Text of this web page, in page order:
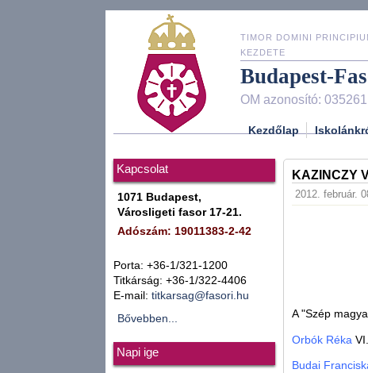
TIMOR DOMINI
KEZDETE
Budapest-
OM azonosító:
Kezdőlap
Kapcsolat
1071 Budapest,
Városligeti fasor 17-21.
Adószám: 19011383-2-42
Porta: +36-1/321-1200
Titkárság: +36-1/322-4406
E-mail: titkarsag@fasori.hu
Bővebben...
Napi ige
KAZINCZY
2012. február.
A "Szép
Orbók Réka
Budai